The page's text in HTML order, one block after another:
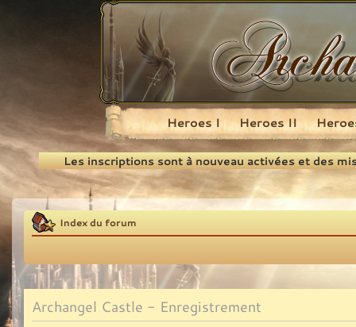
Recherche
Heroes I Heroes II
Les inscriptions sont à nouveau activées et des
Index du forum
Archangel Castle - Enregistrement